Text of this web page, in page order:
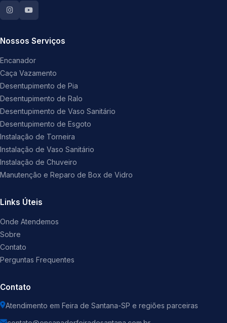
Nossos Serviços
Encanador
Caça Vazamento
Desentupimento de Pia
Desentupimento de Ralo
Desentupimento de Vaso Sanitário
Desentupimento de Esgoto
Instalação de Torneira
Instalação de Vaso Sanitário
Instalação de Chuveiro
Manutenção e Reparo de Box de Vidro
Links Úteis
Onde Atendemos
Sobre
Contato
Perguntas Frequentes
Contato
Atendimento em Feira de Santana-SP e regiões parceiras